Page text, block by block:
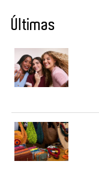
Últimas